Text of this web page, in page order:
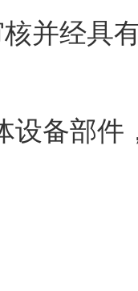
并经具
设备部件